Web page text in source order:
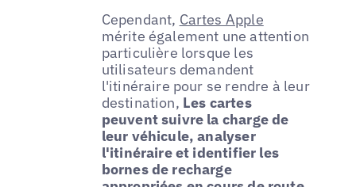
Cependant, Cartes Apple
mérite également une attention
particulière lorsque les
utilisateurs demandent
l'itinéraire pour se rendre à leur
destination, Les cartes
peuvent suivre la charge de
leur véhicule, analyser
l'itinéraire et identifier les
bornes de recharge